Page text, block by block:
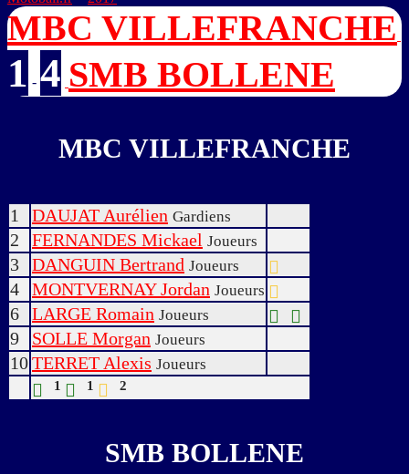
MBC VILLEFRANCHE
1 - 4 SMB BOLLENE
MBC VILLEFRANCHE
1 DAUJAT Aurélien Gardiens
2 FERNANDES Mickael Joueurs
3 DANGUIN Bertrand Joueurs
4 MONTVERNAY Jordan Joueurs
6 LARGE Romain Joueurs
9 SOLLE Morgan Joueurs
10TERRET Alexis Joueurs
1 1 2
SMB BOLLENE